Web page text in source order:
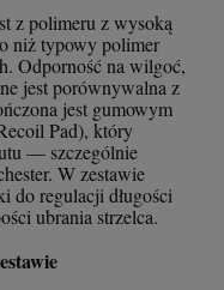
z polimeru z wysoką
niż typowy polimer
Odporność na wilgoć,
jest porównywalna z
jest gumowym
Pad), który
— szczególnie
W zestawie
do regulacji długości
ubrania strzelca.